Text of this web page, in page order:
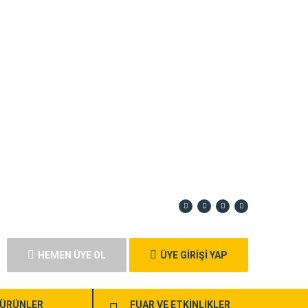
HEMEN ÜYE OL ÜYE GİRİŞİ YAP
ÜRÜNLER FUAR VE ETKİNLİKLER